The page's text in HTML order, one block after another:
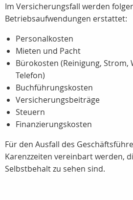
Im Versicherungsfall werden
Betriebsaufwendungen erstattet:
Personalkosten
Mieten und Pacht
Bürokosten (Reinigung, Strom,
Telefon)
Buchführungskosten
Versicherungsbeiträge
Steuern
Finanzierungskosten
Für den Ausfall des
Karenzzeiten vereinbart werden,
Selbstbehalt zu sehen sind.